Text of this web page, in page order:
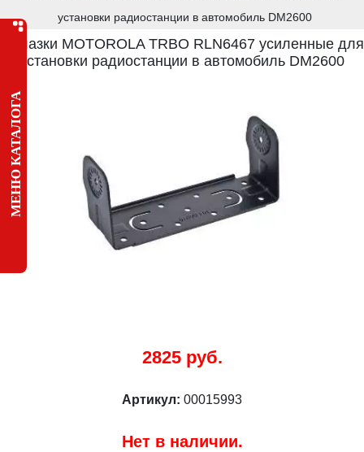
МЕНЮ КАТАЛОГА
установки радиостанции в автомобиль DM2600
Салазки MOTOROLA TRBO RLN6467 усиленные для
установки радиостанции в автомобиль DM2600
2825 руб.
Артикул: 00015993
Нет в наличии.